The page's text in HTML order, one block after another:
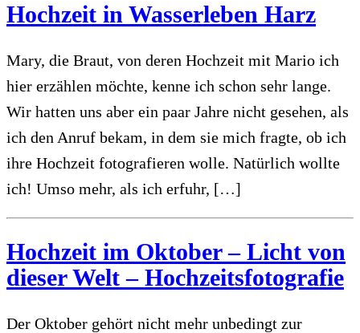
Hochzeit in Wasserleben Harz
Mary, die Braut, von deren Hochzeit mit Mario ich
hier erzählen möchte, kenne ich schon sehr lange.
Wir hatten uns aber ein paar Jahre nicht gesehen, als
ich den Anruf bekam, in dem sie mich fragte, ob ich
ihre Hochzeit fotografieren wolle. Natürlich wollte
ich! Umso mehr, als ich erfuhr, […]
Hochzeit im Oktober – Licht von
dieser Welt – Hochzeitsfotografie
Der Oktober gehört nicht mehr unbedingt zur